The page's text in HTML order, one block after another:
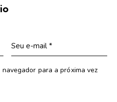
para a próxima vez